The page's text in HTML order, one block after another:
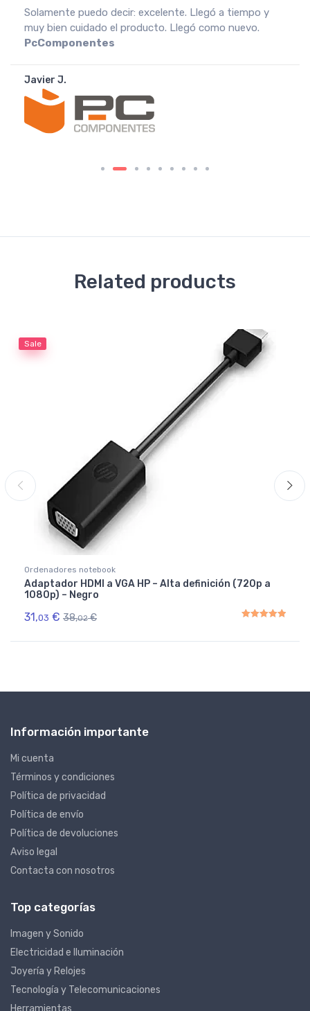
Recebi a encomenda em perfeitas condições, o que
muito agradeço. Recomendo o vendedor.Fnac
Portugal
João A.
Related products
Sale
Ordenadores notebook
Adaptador HDMI a VGA HP – Alta definición (720p a
1080p) – Negro
31,03 € 38,02 €
Rated5.00out of 5
Información importante
Mi cuenta
Términos y condiciones
Política de privacidad
Política de envío
Política de devoluciones
Aviso legal
Contacta con nosotros
Top categorías
Imagen y Sonido
Electricidad e Iluminación
Joyería y Relojes
Tecnología y Telecomunicaciones